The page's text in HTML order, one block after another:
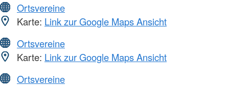
Ortsvereine
Karte: Link zur Google Maps Ansicht
Ortsvereine
Karte: Link zur Google Maps Ansicht
Ortsvereine